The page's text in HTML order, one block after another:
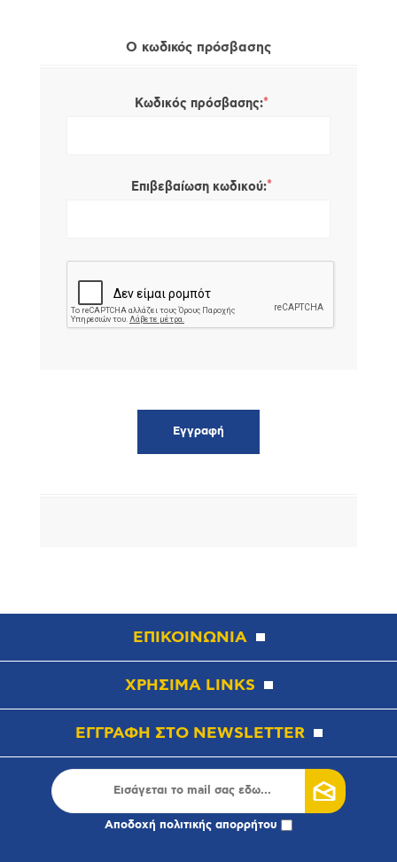
Ο κωδικός πρόσβασης
Κωδικός πρόσβασης:*
Επιβεβαίωση κωδικού:*
ΕΠΙΚΟΙΝΩΝΙΑ
ΧΡΗΣΙΜΑ LINKS
ΕΓΓΡΑΦΗ ΣΤΟ NEWSLETTER
Αποδοχή πολιτικής απορρήτου